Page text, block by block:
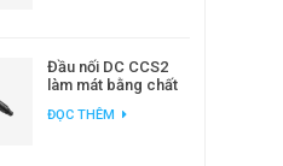
Đầu nối DC CCS2
làm mát bằng chất
dành cho sạc xe
ĐỌC THÊM